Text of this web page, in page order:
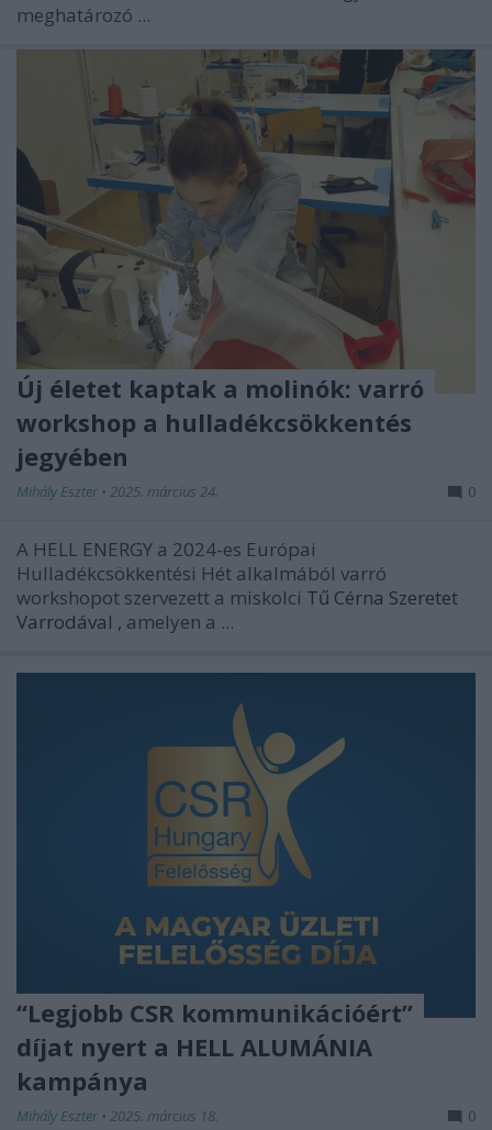
meghatározó ...
Új életet kaptak a molinók: varró
workshop a hulladékcsökkentés
jegyében
Mihály Eszter • 2025. március 24. 0
A HELL ENERGY a 2024-es Európai
Hulladékcsökkentési Hét alkalmából varró
workshopot szervezett a miskolci Tű Cérna Szeretet
Varrodával , amelyen a ...
“Legjobb CSR kommunikációért”
díjat nyert a HELL ALUMÁNIA
kampánya
Mihály Eszter • 2025. március 18. 0